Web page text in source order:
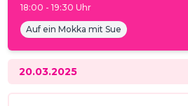
18:00 -19:30 Uhr
Auf ein Mokka mit Sue
20.03.2025